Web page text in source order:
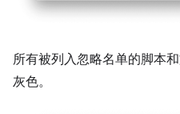
所有被列入忽略名单的脚本
灰色。